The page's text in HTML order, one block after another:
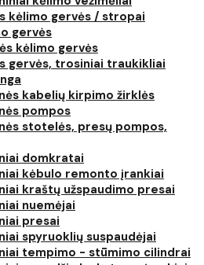
kėlimo gervės / stropai
gervės
kėlimo gervės
gervės, trosiniai traukikliai
kabelių kirpimo žirklės
pompos
stotelės, presų pompos,
domkratai
kėbulo remonto įrankiai
kraštų užspaudimo presai
nuemėjai
presai
spyruoklių suspaudėjai
tempimo - stūmimo cilindrai